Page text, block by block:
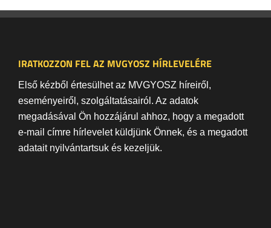
IRATKOZZON FEL AZ MVGYOSZ HÍRLEVELÉRE
Első kézből értesülhet az MVGYOSZ híreiről,
eseményeiről, szolgáltatásairól. Az adatok
megadásával Ön hozzájárul ahhoz, hogy a megadott
e-mail címre hírlevelet küldjünk Önnek, és a megadott
adatait nyilvántartsuk és kezeljük.